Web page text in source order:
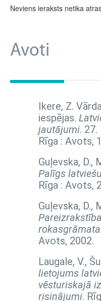
Neviens ieraksts netika
Avoti
Ikere, Z.
iespējas.
jautājumi. 27.
Rīga : Avots,
Guļevska, D.,
Palīgs
Rīga : Avots,
Guļevska, D.,
Avots, 2002.
Laugale, V.,
lietojums
vēsturiskajā
risinājumi.